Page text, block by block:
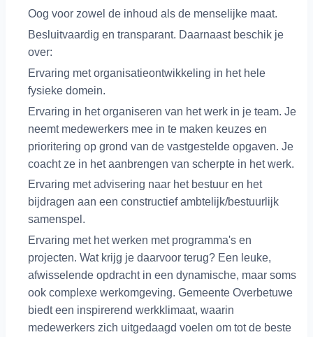
Oog voor zowel de inhoud als de menselijke maat.
Besluitvaardig en transparant. Daarnaast beschik je
over:
Ervaring met organisatieontwikkeling in het hele
fysieke domein.
Ervaring in het organiseren van het werk in je team. Je
neemt medewerkers mee in te maken keuzes en
prioritering op grond van de vastgestelde opgaven. Je
coacht ze in het aanbrengen van scherpte in het werk.
Ervaring met advisering naar het bestuur en het
bijdragen aan een constructief ambtelijk/bestuurlijk
samenspel.
Ervaring met het werken met programma's en
projecten. Wat krijg je daarvoor terug? Een leuke,
afwisselende opdracht in een dynamische, maar soms
ook complexe werkomgeving. Gemeente Overbetuwe
biedt een inspirerend werkklimaat, waarin
medewerkers zich uitgedaagd voelen om tot de beste